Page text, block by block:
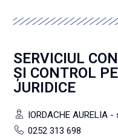
SERVICIUL
ŞI CONTROL
JURIDICE
IORDACHE AURELIA
0252 313 698